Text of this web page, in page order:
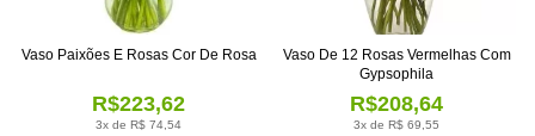
3x de R$ 74,54
R$223,62
Vaso Paixões E Rosas Cor De Rosa
3x de R$ 69,55
R$208,64
Vaso De 12 Rosas Vermelhas Com
Gypsophila